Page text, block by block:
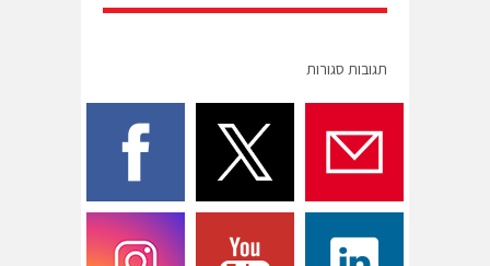
תגובות סגורות